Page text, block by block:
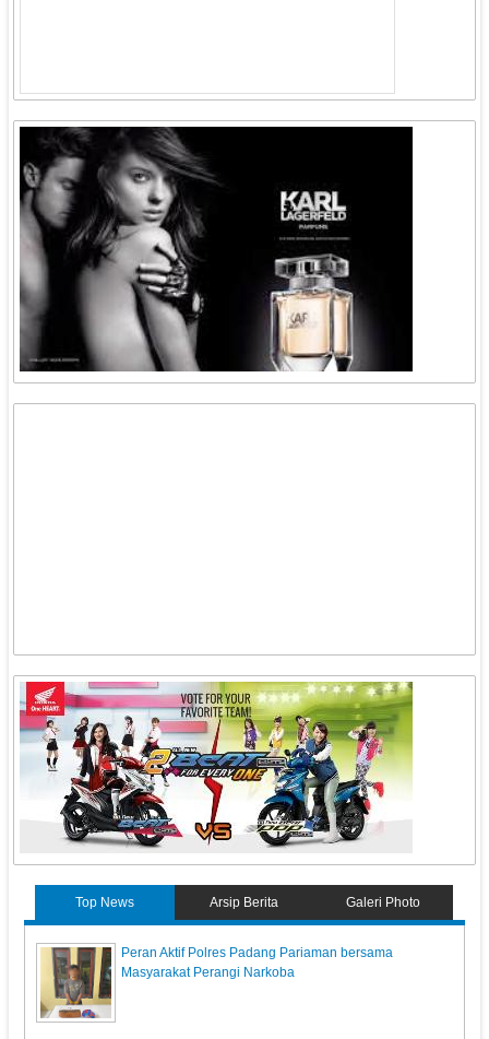
Top News Arsip Berita Galeri Photo
Peran Aktif Polres Padang Pariaman bersama
Masyarakat Perangi Narkoba